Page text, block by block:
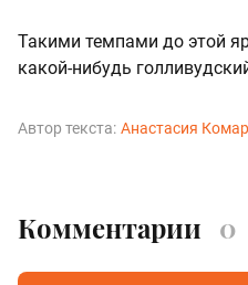
Такими темпами до этой
какой-нибудь
Автор текста: Анастасия
Комментарии 0